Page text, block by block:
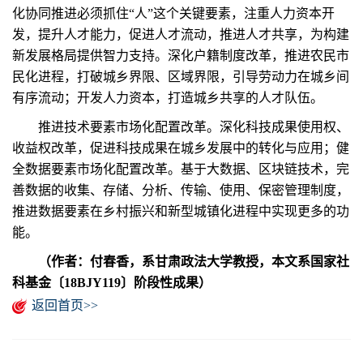
化协同推进必须抓住“人”这个关键要素，注重人力资本开
发，提升人才能力，促进人才流动，推进人才共享，为构建
新发展格局提供智力支持。深化户籍制度改革，推进农民市
民化进程，打破城乡界限、区域界限，引导劳动力在城乡间
有序流动；开发人力资本，打造城乡共享的人才队伍。
推进技术要素市场化配置改革。深化科技成果使用权、
收益权改革，促进科技成果在城乡发展中的转化与应用；健
全数据要素市场化配置改革。基于大数据、区块链技术，完
善数据的收集、存储、分析、传输、使用、保密管理制度，
推进数据要素在乡村振兴和新型城镇化进程中实现更多的功
能。
（作者：付春香，系甘肃政法大学教授，本文系国家社
科基金〔18BJY119〕阶段性成果）
返回首页>>